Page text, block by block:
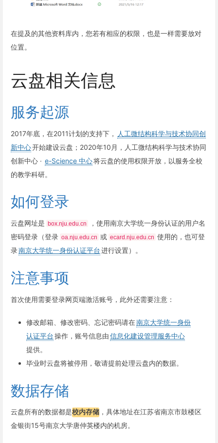
在提及的其他资料库内，您若有相应的权限，也是一样需要放对
位置。
云盘相关信息
服务起源
2017年底，在2011计划的支持下，
人工微结构科学与技术协同创
新中心开始建设云盘；2020年10月，人工微结构科学与技术协同
创新中心 · e-Science 中心将云盘的使用权限开放，以服务全校
的教学科研。
如何登录
云盘网址是 box.nju.edu.cn
，使用南京大学统一身份认证的用户名
密码登录（登录 oa.nju.edu.cn 或 ecard.nju.edu.cn 使用的，也可登
录南京大学统一身份认证平台进行设置）。
注意事项
首次使用需要登录网页端激活账号，此外还需要注意：
修改邮箱、修改密码、忘记密码请在南京大学统一身份
认证平台操作，账号信息由信息化建设管理服务中心
提供。
毕业时云盘将被停用，敬请提前处理云盘内的数据。
数据存储
云盘所有的数据都是校内存储 ，具体地址在江苏省南京市鼓楼区
金银街15号南京大学唐仲英楼内的机房。